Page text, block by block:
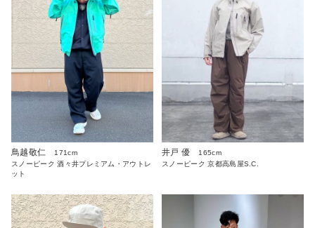
鳥越敬仁
171cm
スノーピーク 酒々井プレミアム・アウトレ
ット
井戸 優
165cm
スノーピーク 京都高島屋S.C.